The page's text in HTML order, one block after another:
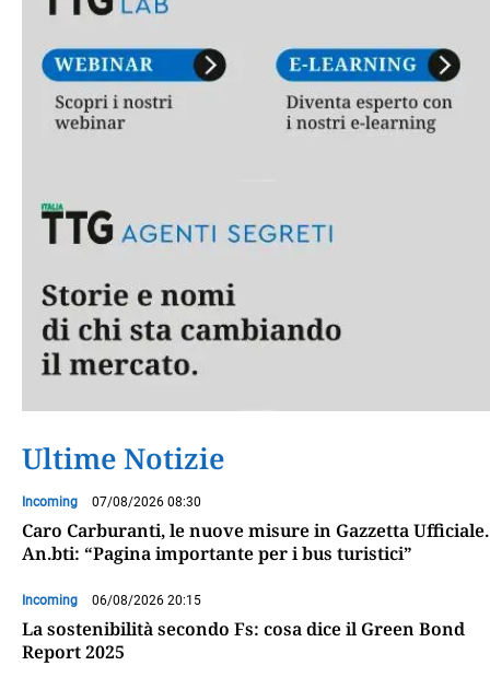
Ultime Notizie
Incoming 07/08/2026 08:30
Caro Carburanti, le nuove misure in Gazzetta Ufficiale.
An.bti: “Pagina importante per i bus turistici”
Incoming 06/08/2026 20:15
La sostenibilità secondo Fs: cosa dice il Green Bond
Report 2025